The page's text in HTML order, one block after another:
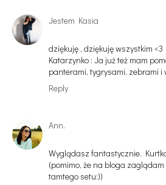
Jestem Kasia
dziękuję , dziękuję wszystkim <3
Katarzynko : Ja już też mam
panterami, tygrysami, zebrami i
Reply
Ann.
Wyglądasz fantastycznie.
(pomimo, że na bloga
tamtego setu:))